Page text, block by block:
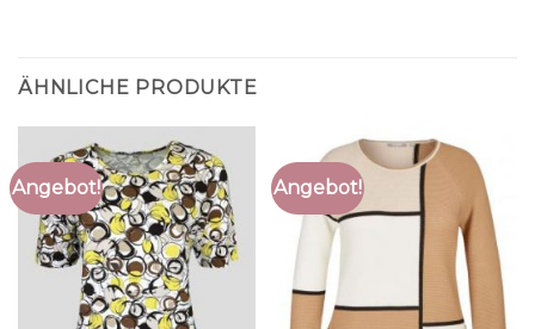
ÄHNLICHE PRODUKTE
Angebot! Angebot!